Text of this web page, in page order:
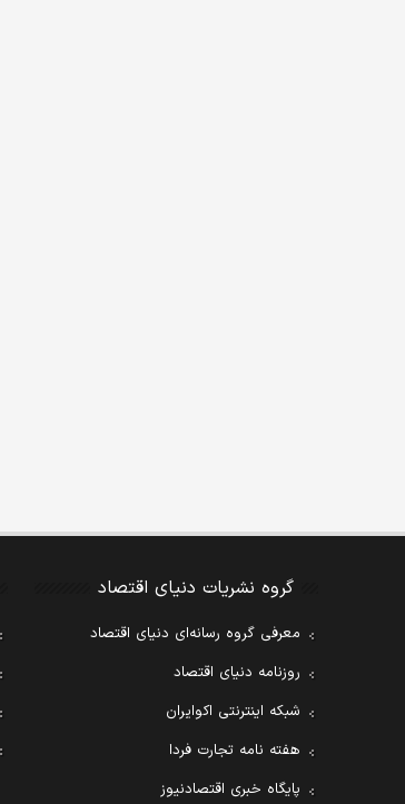
گروه نشریات دنیای اقتصاد
معرفی گروه رسانه‌ای دنیای اقتصاد
روزنامه دنیای اقتصاد
شبکه اینترنتی اکوایران
هفته نامه تجارت فردا
پایگاه خبری اقتصادنیوز